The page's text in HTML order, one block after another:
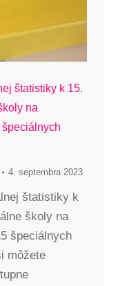
štatistiky k 15.
na
4. septembra 2023
štatistiky k
školy na
špeciálnych
môžete